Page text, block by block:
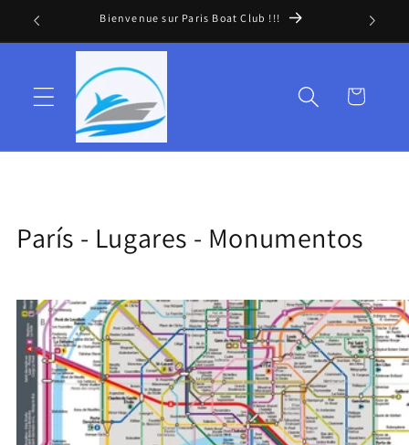
pasar al
contenido
Bienvenue sur Paris Boat Club !!!
Cesta
París - Lugares - Monumentos